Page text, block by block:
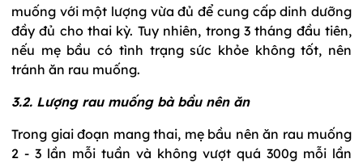
muống với một lượng vừa đủ để cung cấp dinh dưỡng
đầy đủ cho thai kỳ. Tuy nhiên, trong 3 tháng đầu tiên,
nếu mẹ bầu có tình trạng sức khỏe không tốt, nên
tránh ăn rau muống.
3.2. Lượng rau muống bà bầu nên ăn
Trong giai đoạn mang thai, mẹ bầu nên ăn rau muống
2 - 3 lần mỗi tuần và không vượt quá 300g mỗi lần